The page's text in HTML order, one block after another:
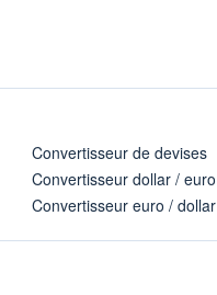
Convertisseur de devises
Convertisseur dollar / euro
Convertisseur euro / dollar